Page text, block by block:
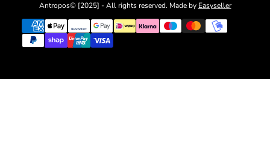
Antropos© [2025] - All rights reserved. Made by Easyseller
{"title"=>"Metodi
pagamento"}